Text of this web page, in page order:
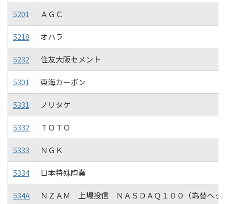
5201 ＡＧＣ
5218 オハラ
5232 住友大阪セメント
5301 東海カーボン
5331 ノリタケ
5332 ＴＯＴＯ
5333 ＮＧＫ
5334 日本特殊陶業
534A ＮＺＡＭ 上場投信 ＮＡＳＤＡＱ１００（為替ヘッ